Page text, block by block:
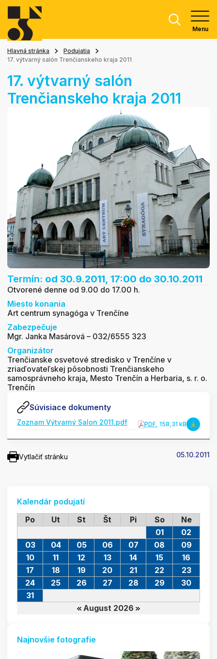
Menu
Hlavná stránka
Podujatia
17. výtvarný salón Trenčianskeho kraja 2011
17. výtvarný salón
Trenčianskeho kraja 2011
Termín: od 30.9.2011, 17:00 do 30.10.2011
Otvorené denne od 9.00 do 17.00 h.
Miesto konania
Art centrum synagóga v Trenčíne
Zabezpečuje
Mgr. Janka Masárová – 032/6555 323
Organizátor
Trenčianske osvetové stredisko v Trenčíne v
zriaďovateľskej pôsobnosti Trenčianskeho
samosprávneho kraja, Mesto Trenčín a Herbaria, s. r. o.
Trenčín
Súvisiace dokumenty
Zoznam Výtvarný Salon 2011.pdf PDF , 158,31 kB
Vytlačiť stránku 05.10.2011
Kalendár podujatí
Po
Ut St Št Pi So Ne
August 2026
01
02
03
04 05 06 07 08
09
10
11 12 13 14 15
16
17
18 19 20 21 22
23
24
25 26 27 28 29
30
31
Najnovšie fotografie